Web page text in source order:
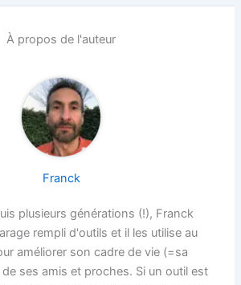
À propos de l'auteur
Franck
plusieurs générations (!), Franck
rempli d'outils et il les utilise au
améliorer son cadre de vie (=sa
ses amis et proches. Si un outil est